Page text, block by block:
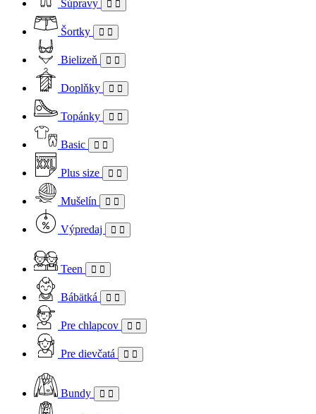
Súpravy
Šortky
Bielizeň
Doplňky
Topánky
Basic
Plus size
Mušelín
Výpredaj
Teen
Bábätká
Pre chlapcov
Pre dievčatá
Bundy